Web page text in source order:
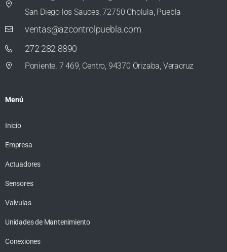
San Diego los Sauces, 72750 Cholula, Puebla
ventas@azcontrolpuebla.com
272 282 8890
Poniente. 7 469, Centro, 94370 Orizaba, Veracruz
Menú
Inicio
Empresa
Actuadores
Sensores
Valvulas
Unidades de Mantenimiento
Conexiones